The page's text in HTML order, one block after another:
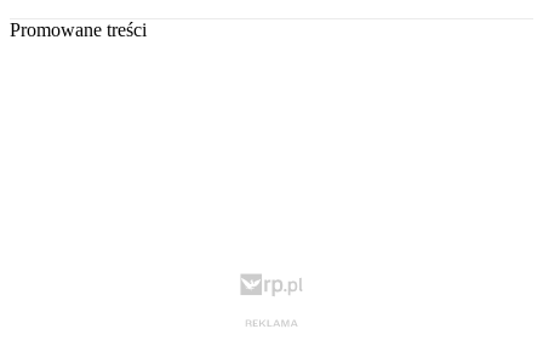
Promowane treści